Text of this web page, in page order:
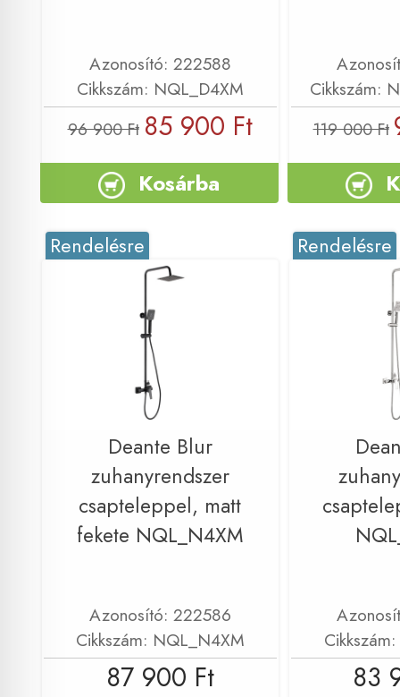
Azonosító: 222588
Cikkszám: NQL_D4XM
96 900 Ft 85 900 Ft
Kosárba
Cikkszám:
119 000 Ft
Rendelésre
Deante Blur
zuhanyrendszer
csapteleppel, matt
fekete NQL_N4XM
Azonosító: 222586
Cikkszám: NQL_N4XM
87 900 Ft
Rendelésre
83